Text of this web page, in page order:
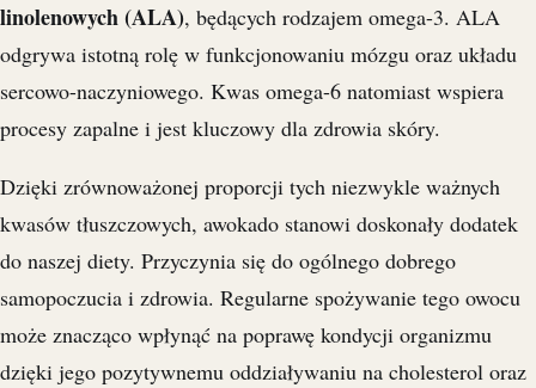
linolenowych (ALA), będących rodzajem omega-3. ALA
odgrywa istotną rolę w funkcjonowaniu mózgu oraz układu
sercowo-naczyniowego. Kwas omega-6 natomiast wspiera
procesy zapalne i jest kluczowy dla zdrowia skóry.
Dzięki zrównoważonej proporcji tych niezwykle ważnych
kwasów tłuszczowych, awokado stanowi doskonały dodatek
do naszej diety. Przyczynia się do ogólnego dobrego
samopoczucia i zdrowia. Regularne spożywanie tego owocu
może znacząco wpłynąć na poprawę kondycji organizmu
dzięki jego pozytywnemu oddziaływaniu na cholesterol oraz